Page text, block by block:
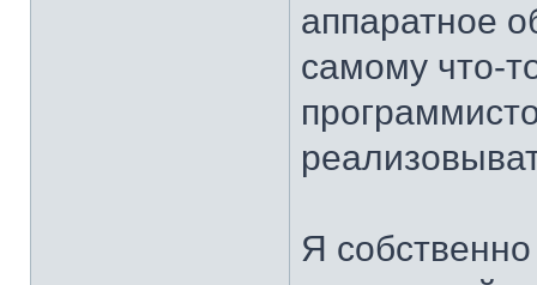
аппаратное
самому что-
Я